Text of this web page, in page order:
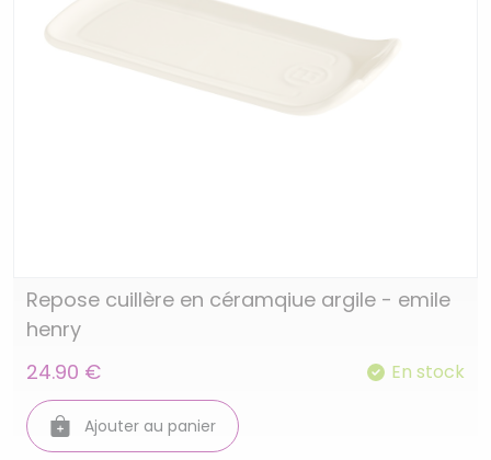
Repose cuillère en céramqiue argile - emile
henry
24.90 €
En stock
Ajouter au panier